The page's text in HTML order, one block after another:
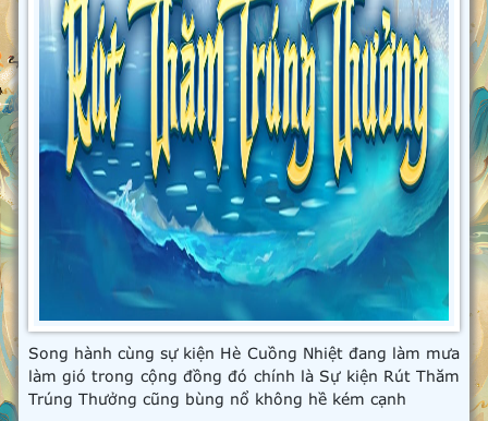
Song hành cùng sự kiện Hè Cuồng Nhiệt đang làm mưa
làm gió trong cộng đồng đó chính là Sự kiện Rút Thăm
Trúng Thưởng cũng bùng nổ không hề kém cạnh